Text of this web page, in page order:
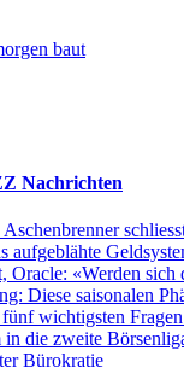
baut
Nachrichten
«Werden
Diese saisonalen
wichtigsten
die zweite
Bürokratie